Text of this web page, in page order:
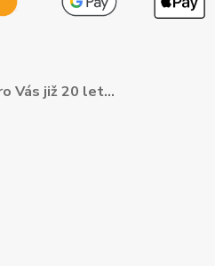
Vás již 20 let...